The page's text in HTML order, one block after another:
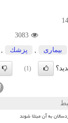
3083
بیماری پزشك
(1)
به آن مبتلا شوند